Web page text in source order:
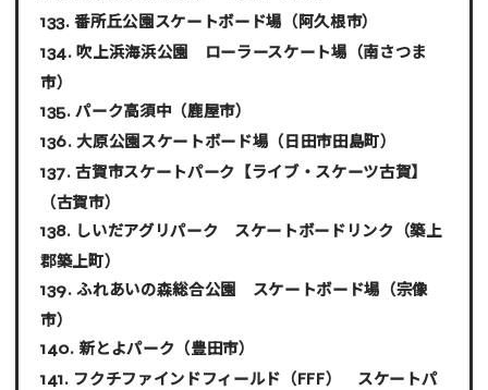
番所丘公園スケートボード場 （阿久根市）
吹上浜海浜公園 ローラースケート場 （南さつま
市）
パーク高須中 （鹿屋市）
大原公園スケートボード場 （日田市田島町）
古賀市スケートパーク【ライブ・スケーツ古賀】
（古賀市）
しいだアグリパーク スケートボードリンク （築上
郡築上町）
ふれあいの森総合公園 スケートボード場 （宗像
市）
新とよパーク （豊田市）
フクチファインドフィールド（FFF） スケートパ